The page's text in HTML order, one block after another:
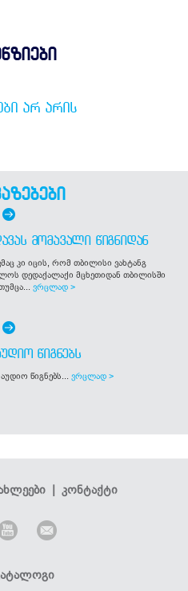
ᲐᲠ ᲐᲠᲘᲡ
ᲛᲝᲛᲐᲕᲐᲚᲘ ᲬᲘᲒᲜᲘᲓᲐᲜ
კი იცის, რომ თბილისი ვახტანგ
დედაქალაქი მცხეთიდან თბილისში
ვრცლად >
ᲬᲘᲒᲜᲔᲑᲡ
წიგნებს... ვრცლად >
| კონტაქტი